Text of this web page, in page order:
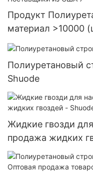
Продукт
материал >10000
>=30000 шт.
Полиуретановый
Shuode
Жидкие гвозди
продажа жидких